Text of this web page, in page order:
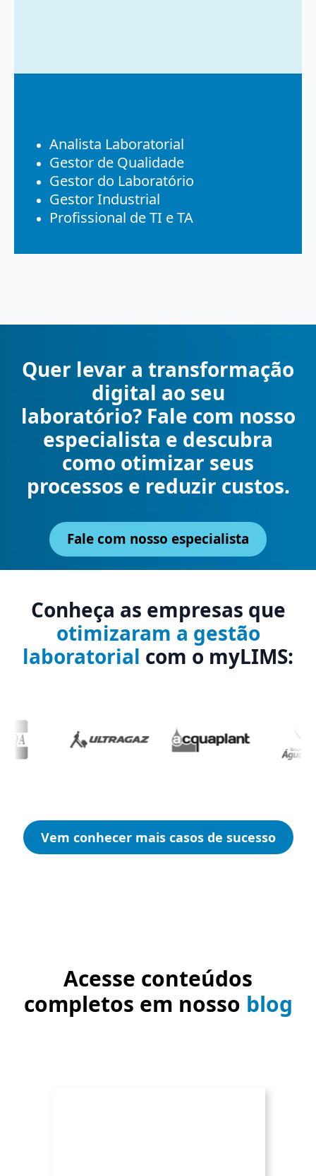
Analista Laboratorial
Gestor de Qualidade
Gestor do Laboratório
Gestor Industrial
Profissional de TI e TA
Quer levar a transformação
digital ao seu
laboratório? Fale com nosso
especialista e descubra
como otimizar seus
processos e reduzir custos.
Fale com nosso especialista
Conheça as empresas que
otimizaram a gestão
laboratorial com o myLIMS:
Vem conhecer mais casos de sucesso
Acesse conteúdos
completos em nosso blog